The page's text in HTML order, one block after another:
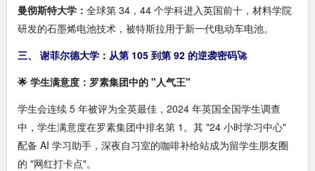
曼彻斯特大学： 全球第 34，44 个学科进入英国前十，材料学院
研发的石墨烯电池技术，被特斯拉用于新一代电动车电池。
三、 谢菲尔德大学：从第 105 到第 92 的逆袭密码🚀
🌟 学生满意度：罗素集团中的 "人气王"
学生会连续 5 年被评为全英最佳，2024 年英国全国学生调查
中，学生满意度在罗素集团中排名第 1。其 "24 小时学习中心"
配备 AI 学习助手，深夜自习室的咖啡补给站成为留学生朋友圈
的 "网红打卡点"。